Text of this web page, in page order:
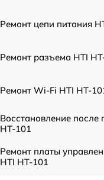
Ремонт цепи питания
Ремонт разъема HTI
Ремонт Wi-Fi HTI HT-
Восстановление после
HT-101
Ремонт платы
HTI HT-101